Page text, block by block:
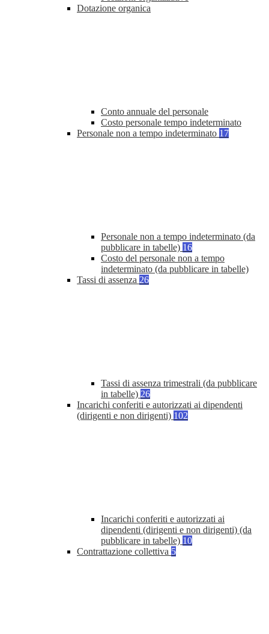
Dotazione organica
Conto annuale del personale
Costo personale tempo indeterminato
Personale non a tempo indeterminato 17
Personale non a tempo indeterminato (da
pubblicare in tabelle) 16
Costo del personale non a tempo
indeterminato (da pubblicare in tabelle)
Tassi di assenza 26
Tassi di assenza trimestrali (da pubblicare
in tabelle) 26
Incarichi conferiti e autorizzati ai dipendenti
(dirigenti e non dirigenti) 102
Incarichi conferiti e autorizzati ai
dipendenti (dirigenti e non dirigenti) (da
pubblicare in tabelle) 10
Contrattazione collettiva 5